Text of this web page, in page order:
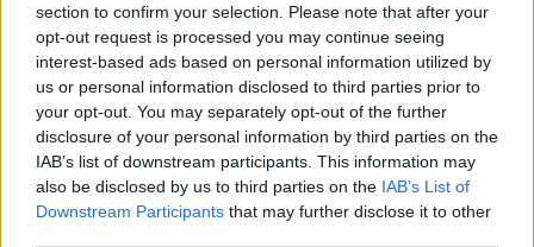
section to confirm your selection. Please note that after your
opt-out request is processed you may continue seeing
interest-based ads based on personal information utilized by
us or personal information disclosed to third parties prior to
your opt-out. You may separately opt-out of the further
disclosure of your personal information by third parties on the
IAB’s list of downstream participants. This information may
also be disclosed by us to third parties on the IAB’s List of
Downstream Participants that may further disclose it to other
iPhone 18 bemutató dátum - ekkor
rántja le a leplet az Apple az új
csúcsmobilokról
2026.06.29| Phone Arena
A szeptemberi eseményen az iPhone 18 Pro modellek
mellett a régóta pletykált hajlítható iPhone Ultra is
bemutatkozhat, miközben az áremelésekről szóló
találgatások továbbra is beárnyékolják a rajtot.